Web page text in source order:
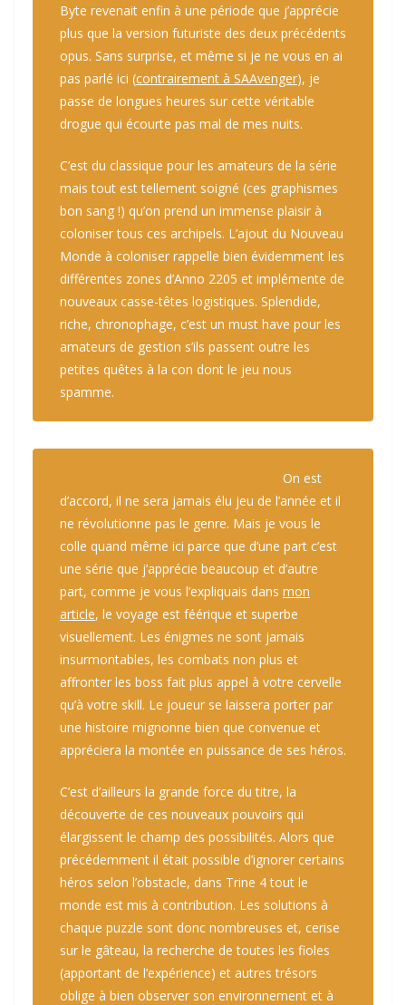
Byte revenait enfin à une période que j’apprécie
plus que la version futuriste des deux précédents
opus. Sans surprise, et même si je ne vous en ai
pas parlé ici (contrairement à SAAvenger), je
passe de longues heures sur cette véritable
drogue qui écourte pas mal de mes nuits.
C’est du classique pour les amateurs de la série
mais tout est tellement soigné (ces graphismes
bon sang !) qu’on prend un immense plaisir à
coloniser tous ces archipels. L’ajout du Nouveau
Monde à coloniser rappelle bien évidemment les
différentes zones d’Anno 2205 et implémente de
nouveaux casse-têtes logistiques. Splendide,
riche, chronophage, c’est un must have pour les
amateurs de gestion s’ils passent outre les
petites quêtes à la con dont le jeu nous
spamme.
On est
d’accord, il ne sera jamais élu jeu de l’année et il
ne révolutionne pas le genre. Mais je vous le
colle quand même ici parce que d’une part c’est
une série que j’apprécie beaucoup et d’autre
part, comme je vous l’expliquais dans mon
article, le voyage est féérique et superbe
visuellement. Les énigmes ne sont jamais
insurmontables, les combats non plus et
affronter les boss fait plus appel à votre cervelle
qu’à votre skill. Le joueur se laissera porter par
une histoire mignonne bien que convenue et
appréciera la montée en puissance de ses héros.
C’est d’ailleurs la grande force du titre, la
découverte de ces nouveaux pouvoirs qui
élargissent le champ des possibilités. Alors que
précédemment il était possible d’ignorer certains
héros selon l’obstacle, dans Trine 4 tout le
monde est mis à contribution. Les solutions à
chaque puzzle sont donc nombreuses et, cerise
sur le gâteau, la recherche de toutes les fioles
(apportant de l’expérience) et autres trésors
oblige à bien observer son environnement et à